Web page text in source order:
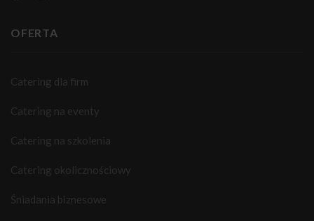
OFERTA
Catering dla firm
Catering na eventy
Catering na szkolenia
Catering okolicznościowy
Śniadania biznesowe